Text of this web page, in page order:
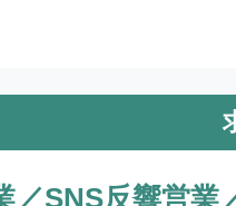
／SNS反響営